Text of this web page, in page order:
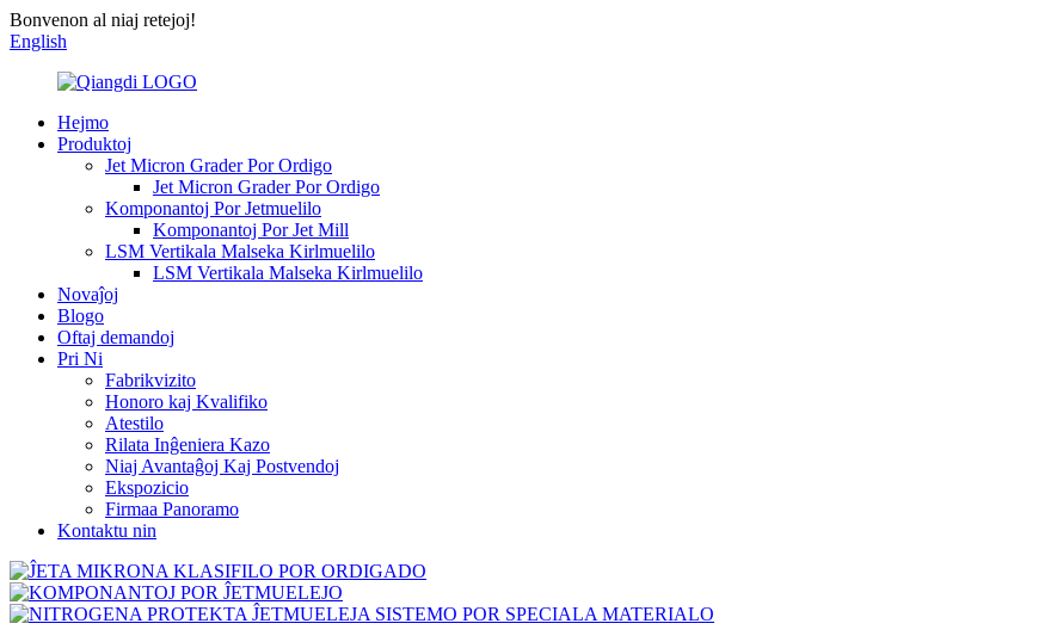
Bonvenon al niaj retejoj!
English
Hejmo
Produktoj
Jet Micron Grader Por Ordigo
Jet Micron Grader Por Ordigo
Komponantoj Por Jetmuelilo
Komponantoj Por Jet Mill
LSM Vertikala Malseka Kirlmuelilo
LSM Vertikala Malseka Kirlmuelilo
Novaĵoj
Blogo
Oftaj demandoj
Pri Ni
Fabrikvizito
Honoro kaj Kvalifiko
Atestilo
Rilata Inĝeniera Kazo
Niaj Avantaĝoj Kaj Postvendoj
Ekspozicio
Firmaa Panoramo
Kontaktu nin